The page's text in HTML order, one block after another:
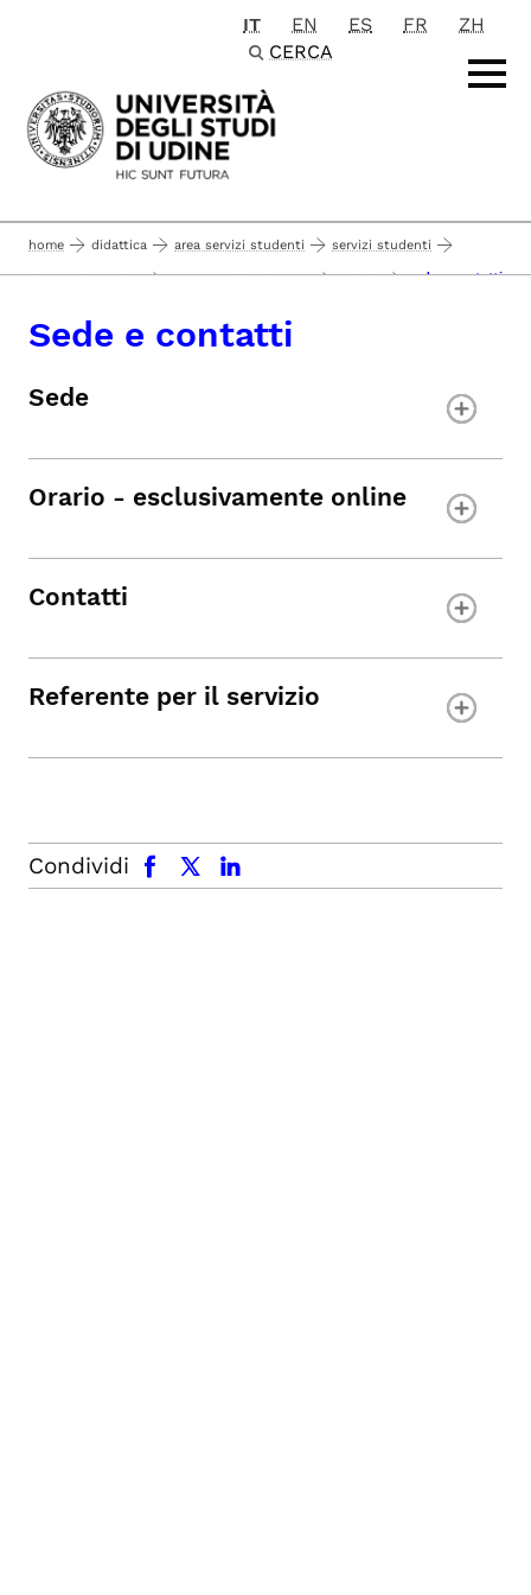
Passa al contenuto principale
IT EN ES FR
ZH
CERCA
home didattica area servizi studenti servizi studenti
diritto allo studio servizi per l'inclusione includi sede e contatti
Sede e contatti
Sede
Orario - esclusivamente online
Contatti
Referente per il servizio
Condividi
facebook x.com linkedin